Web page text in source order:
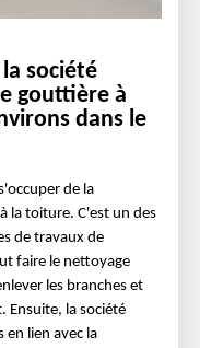
société
gouttière à
dans le
de la
la toiture. C'est un des
de travaux de
faire le nettoyage
les branches et
Ensuite, la société
en lien avec la